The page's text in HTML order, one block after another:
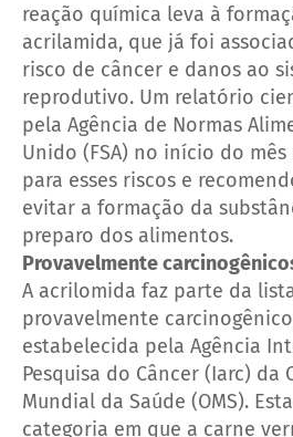
reação química leva à
acrilamida, que já foi
risco de câncer e danos ao
reprodutivo. Um relatório
pela Agência de Normas
Unido (FSA) no início do
para esses riscos e
evitar a formação da
preparo dos alimentos.
Provavelmente
A acrilomida faz parte da
provavelmente
estabelecida pela Agência
Pesquisa do Câncer (Iarc) da
Mundial da Saúde (OMS).
categoria em que a carne